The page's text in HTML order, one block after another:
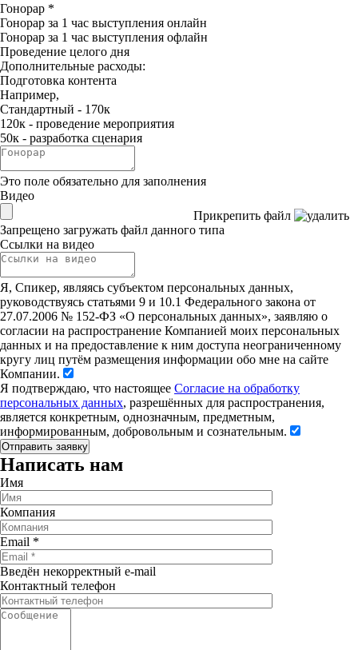
Гонорар *
Гонорар за 1 час выступления онлайн
Гонорар за 1 час выступления офлайн
Проведение целого дня
Дополнительные расходы:
Подготовка контента
Например,
Стандартный - 170к
120к - проведение мероприятия
50к - разработка сценария
Это поле обязательно для заполнения
Видео
Прикрепить файл
Запрещено загружать файл данного типа
Ссылки на видео
Я, Спикер, являясь субъектом персональных данных,
руководствуясь статьями 9 и 10.1 Федерального закона от
27.07.2006 № 152-ФЗ «О персональных данных», заявляю о
согласии на распространение Компанией моих персональных
данных и на предоставление к ним доступа неограниченному
кругу лиц путём размещения информации обо мне на сайте
Компании.
Я подтверждаю, что настоящее Согласие на обработку
персональных данных, разрешённых для распространения,
является конкретным, однозначным, предметным,
информированным, добровольным и сознательным.
Написать нам
Имя
Компания
Email *
Введён некорректный e-mail
Контактный телефон